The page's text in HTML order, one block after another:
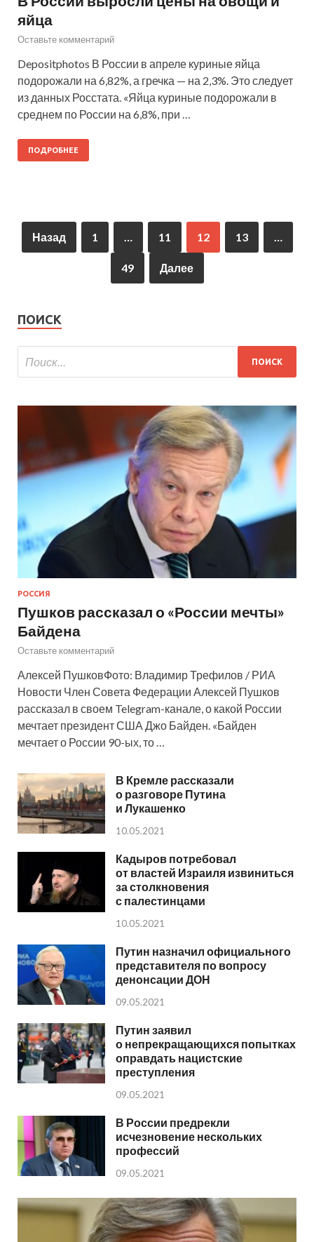
яйца
Оставьте комментарий
Depositphotos В России в апреле куриные яйца
подорожали на 6,82%, а гречка — на 2,3%. Это следует
из данных Росстата. «Яйца куриные подорожали в
среднем по России на 6,8%, при …
ПОДРОБНЕЕ
Назад 1 … 11 12 13 …
49 Далее
ПОИСК
РОССИЯ
Пушков рассказал о «России мечты»
Байдена
Оставьте комментарий
Алексей ПушковФото: Владимир Трефилов / РИА
Новости Член Совета Федерации Алексей Пушков
рассказал в своем Telegram-канале, о какой России
мечтает президент США Джо Байден. «Байден
мечтает о России 90-ых, то …
В Кремле рассказали
о разговоре Путина
и Лукашенко
10.05.2021
Кадыров потребовал
от властей Израиля извиниться
за столкновения
с палестинцами
10.05.2021
Путин назначил официального
представителя по вопросу
денонсации ДОН
09.05.2021
Путин заявил
о непрекращающихся попытках
оправдать нацистские
преступления
09.05.2021
В России предрекли
исчезновение нескольких
профессий
09.05.2021